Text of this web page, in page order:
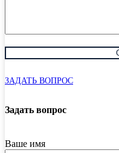
ЗАДАТЬ ВОПРОС
Задать вопрос
Ваше имя